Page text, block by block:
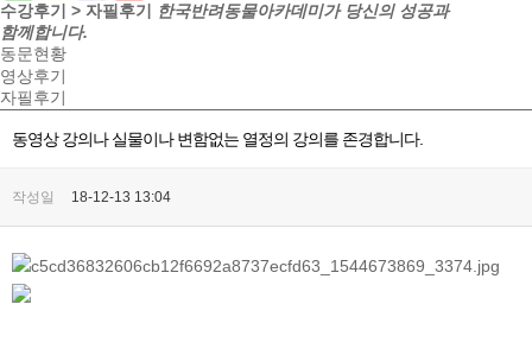
수강후기 > 자필후기
한국반려동물아카데미가 당신의 성공과
함께합니다.
동문현황
영상후기
자필후기
동영상 강의나 실물이나 변함없는 열정의 강의를 존경합니다.
작성일 18-12-13 13:04